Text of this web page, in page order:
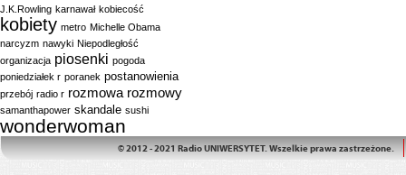
J.K.Rowling karnawał kobiecość
kobiety metro Michelle Obama
narcyzm nawyki Niepodległość
organizacja piosenki pogoda
poniedziałek r poranek postanowienia
przebój radio r rozmowa rozmowy
samanthapower skandale sushi
wonderwoman
© 2012 - 2021 Radio UNIWERSYTET. Wszelkie prawa zastrzeżone.